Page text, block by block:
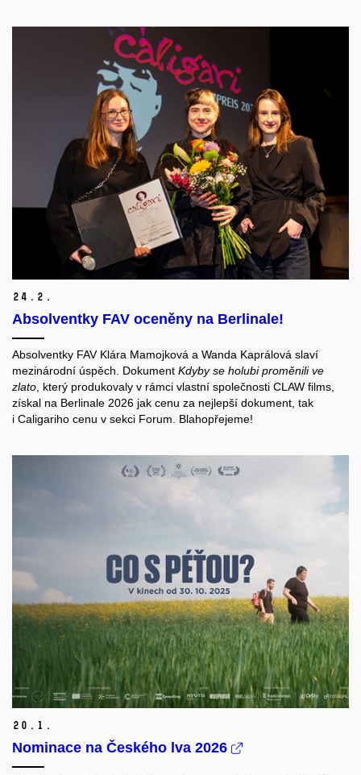
24. 2.
Absolventky FAV oceněny na Berlinale!
Absolventky FAV Klára Mamojková a Wanda Kaprálová slaví
mezinárodní úspěch. Dokument Kdyby se holubi proměnili ve
zlato , který produkovaly v rámci vlastní společnosti CLAW films,
získal na Berlinale 2026 jak cenu za nejlepší dokument, tak
i Caligariho cenu v sekci Forum. Blahopřejeme!
20. 1.
Nominace na Českého lva 2026